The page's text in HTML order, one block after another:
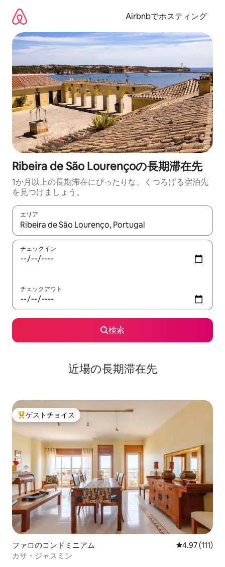
Airbnbでホスティング
Ribeira de São Lourençoの長期滞在先
1か月以上の長期滞在にぴったりな、くつろげる宿泊先
を見つけましょう。
エリア
検索結果が表示されたら、上下の矢印キーを使って移動するか
チェックイン
チェックアウト
検索
近場の長期滞在先
大好評のゲストチョイスです。
ゲストチョイス
ファロのコンドミニアム レビュー111
4.97 (111)
カサ・ジャスミン